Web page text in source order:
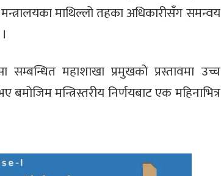
माथिल्लो तहका अधिकारीसँग समन्वय
सम्बन्धित महाशाखा प्रमुखको प्रस्तावमा उच्च
मन्त्रिस्तरीय निर्णयबाट एक महिनाभित्र